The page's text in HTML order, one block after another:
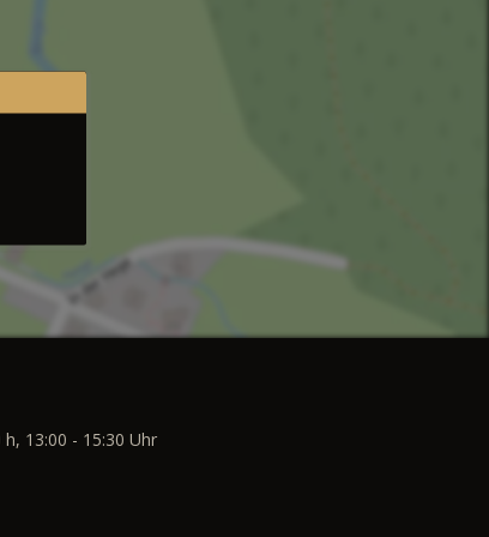
13:00 - 15:30 Uhr